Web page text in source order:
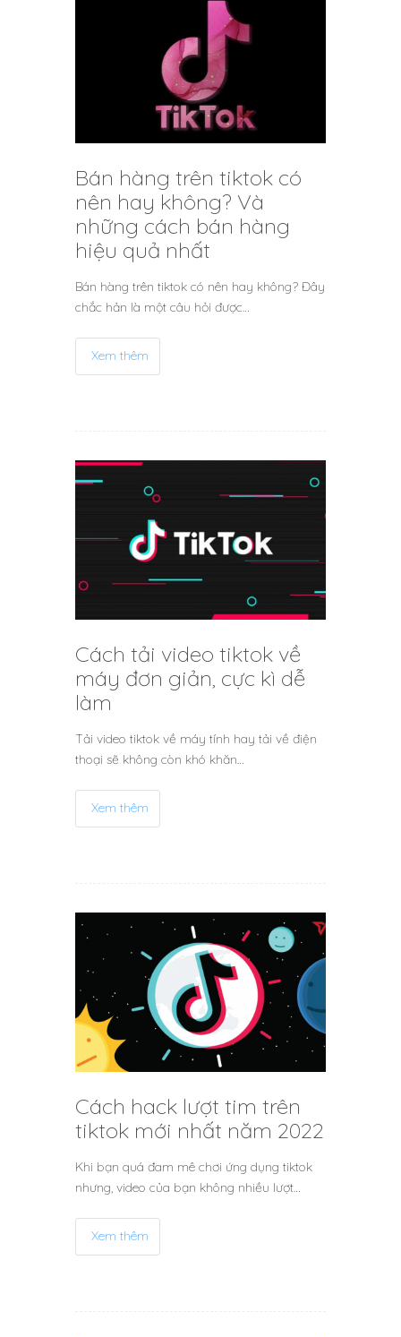
Bán hàng trên tiktok có
nên hay không? Và
những cách bán hàng
hiệu quả nhất
Bán hàng trên tiktok có nên hay không? Đây
chắc hản là một câu hỏi được…
Xem thêm
Cách tải video tiktok về
máy đơn giản, cực kì dễ
làm
Tải video tiktok về máy tính hay tải về điện
thoại sẽ không còn khó khăn…
Xem thêm
Cách hack lượt tim trên
tiktok mới nhất năm 2022
Khi bạn quá đam mê chơi ứng dụng tiktok
nhưng, video của bạn không nhiều lượt…
Xem thêm